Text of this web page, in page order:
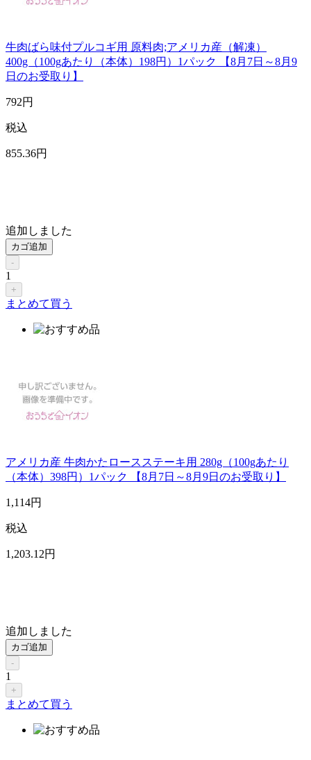
牛肉ばら味付プルコギ用 原料肉;アメリカ産（解凍）
400g（100gあたり（本体）198円）1パック 【8月7日～8月9
日のお受取り】
792円
税込
855.36円
追加しました
カゴ追加
-
1
+
まとめて買う
アメリカ産 牛肉かたロースステーキ用 280g（100gあたり
（本体）398円）1パック 【8月7日～8月9日のお受取り】
1,114円
税込
1,203.12円
追加しました
カゴ追加
-
1
+
まとめて買う